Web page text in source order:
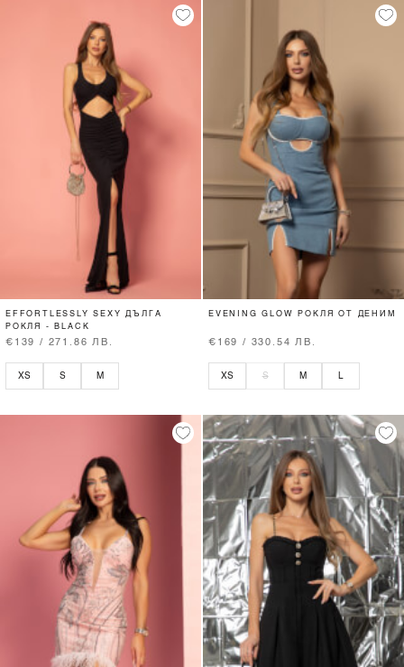
EFFORTLESSLY SEXY ДЪЛГА
РОКЛЯ - BLACK
€139 / 271.86 ЛВ.
XS S M
EVENING GLOW РОКЛЯ ОТ ДЕНИМ
€169 / 330.54 ЛВ.
XS S M L